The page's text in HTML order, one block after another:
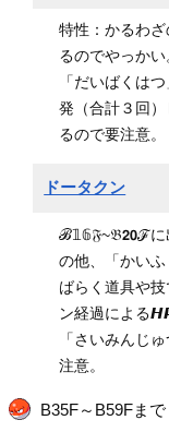
特性：かるわ
るのでやっかい
「だいばくは
発（合計３回
るので要注意。
ドータクン
ℬ𝟙𝟞𝔉~𝔅𝟮𝟬ℱに
の他、「かい
ばらく道具や
ン経過による
「さいみんじ
注意。
B35F～B59Fまで